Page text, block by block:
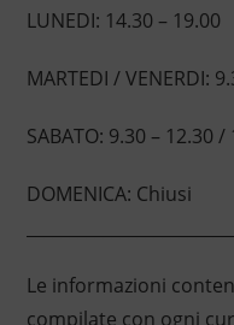
LUNEDI: 14.30 – 19.00
MARTEDI / VENERDI:
SABATO: 9.30 – 12.30 /
DOMENICA: Chiusi
Le informazioni
compilate con ogni